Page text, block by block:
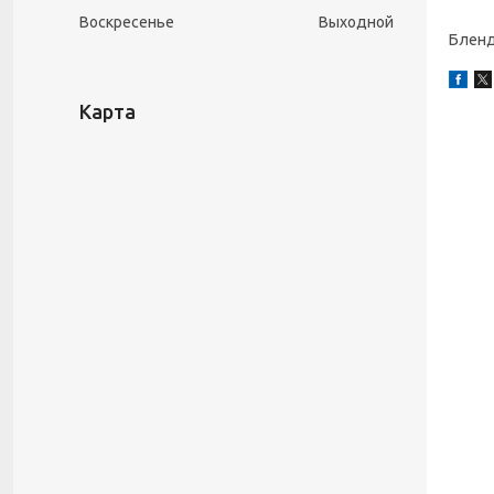
Воскресенье Выходной
Карта